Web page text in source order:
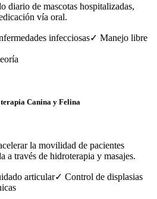
diario de mascotas hospitalizadas,
vía oral.
infecciosas✓ Manejo libre
Canina y Felina
la movilidad de pacientes
a través de hidroterapia y masajes.
articular✓ Control de displasias